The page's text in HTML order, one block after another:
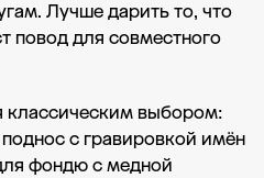
Лучше дарить то, что
повод для совместного
классическим выбором:
с гравировкой имён
фондю с медной